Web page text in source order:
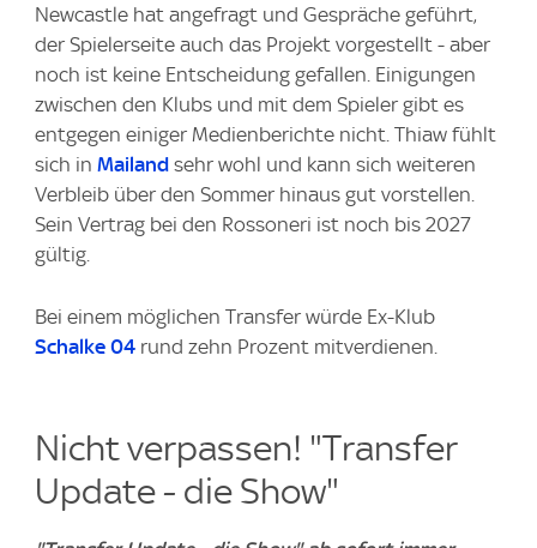
Newcastle hat angefragt und Gespräche geführt,
der Spielerseite auch das Projekt vorgestellt - aber
noch ist keine Entscheidung gefallen. Einigungen
zwischen den Klubs und mit dem Spieler gibt es
entgegen einiger Medienberichte nicht. Thiaw fühlt
sich in Mailand sehr wohl und kann sich weiteren
Verbleib über den Sommer hinaus gut vorstellen.
Sein Vertrag bei den Rossoneri ist noch bis 2027
gültig.
Bei einem möglichen Transfer würde Ex-Klub
Schalke 04 rund zehn Prozent mitverdienen.
Nicht verpassen! "Transfer
Update - die Show"